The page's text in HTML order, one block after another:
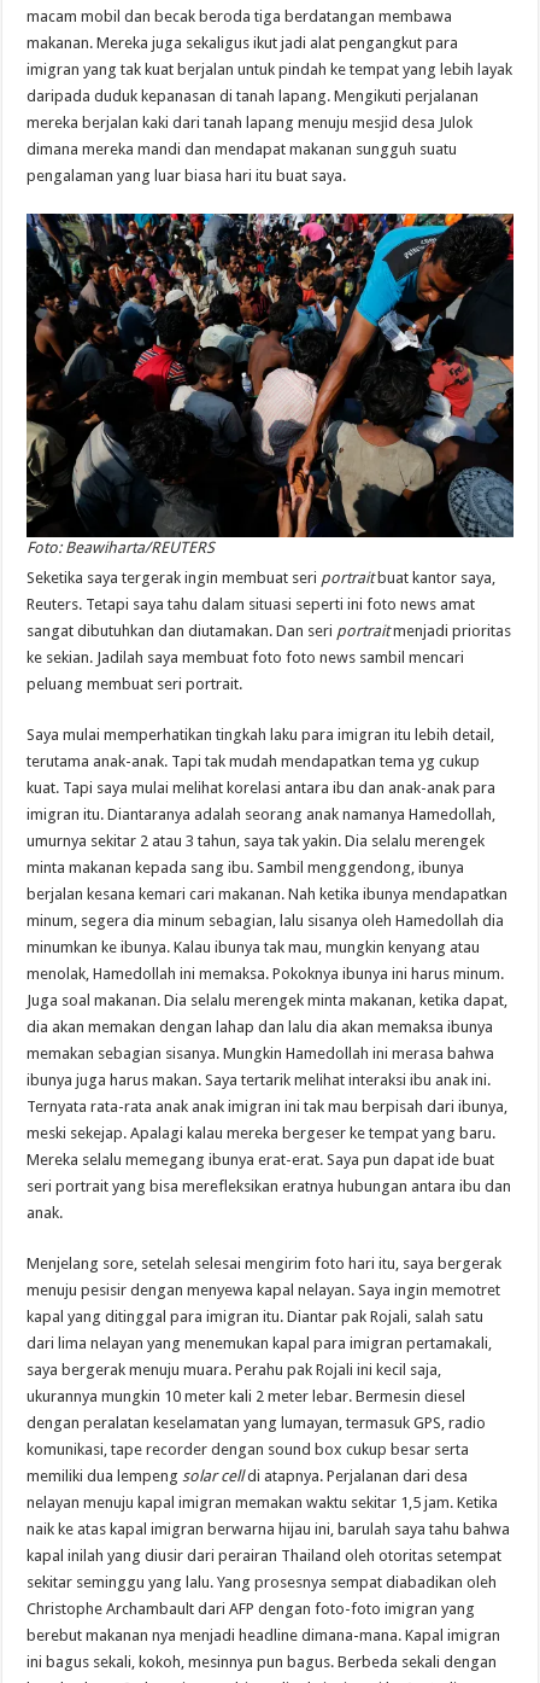
macam mobil dan becak beroda tiga berdatangan membawa
makanan. Mereka juga sekaligus ikut jadi alat pengangkut para
imigran yang tak kuat berjalan untuk pindah ke tempat yang lebih layak
daripada duduk kepanasan di tanah lapang. Mengikuti perjalanan
mereka berjalan kaki dari tanah lapang menuju mesjid desa Julok
dimana mereka mandi dan mendapat makanan sungguh suatu
pengalaman yang luar biasa hari itu buat saya.
Foto: Beawiharta/REUTERS
Seketika saya tergerak ingin membuat seri portraitbuat kantor saya,
Reuters. Tetapi saya tahu dalam situasi seperti ini foto news amat
sangat dibutuhkan dan diutamakan. Dan seri portraitmenjadi prioritas
ke sekian. Jadilah saya membuat foto foto news sambil mencari
peluang membuat seri portrait.
Saya mulai memperhatikan tingkah laku para imigran itu lebih detail,
terutama anak-anak. Tapi tak mudah mendapatkan tema yg cukup
kuat. Tapi saya mulai melihat korelasi antara ibu dan anak-anak para
imigran itu. Diantaranya adalah seorang anak namanya Hamedollah,
umurnya sekitar 2 atau 3 tahun, saya tak yakin. Dia selalu merengek
minta makanan kepada sang ibu. Sambil menggendong, ibunya
berjalan kesana kemari cari makanan. Nah ketika ibunya mendapatkan
minum, segera dia minum sebagian, lalu sisanya oleh Hamedollah dia
minumkan ke ibunya. Kalau ibunya tak mau, mungkin kenyang atau
menolak, Hamedollah ini memaksa. Pokoknya ibunya ini harus minum.
Juga soal makanan. Dia selalu merengek minta makanan, ketika dapat,
dia akan memakan dengan lahap dan lalu dia akan memaksa ibunya
memakan sebagian sisanya. Mungkin Hamedollah ini merasa bahwa
ibunya juga harus makan. Saya tertarik melihat interaksi ibu anak ini.
Ternyata rata-rata anak anak imigran ini tak mau berpisah dari ibunya,
meski sekejap. Apalagi kalau mereka bergeser ke tempat yang baru.
Mereka selalu memegang ibunya erat-erat. Saya pun dapat ide buat
seri portrait yang bisa merefleksikan eratnya hubungan antara ibu dan
anak.
Menjelang sore, setelah selesai mengirim foto hari itu, saya bergerak
menuju pesisir dengan menyewa kapal nelayan. Saya ingin memotret
kapal yang ditinggal para imigran itu. Diantar pak Rojali, salah satu
dari lima nelayan yang menemukan kapal para imigran pertamakali,
saya bergerak menuju muara. Perahu pak Rojali ini kecil saja,
ukurannya mungkin 10 meter kali 2 meter lebar. Bermesin diesel
dengan peralatan keselamatan yang lumayan, termasuk GPS, radio
komunikasi, tape recorder dengan sound box cukup besar serta
memiliki dua lempengsolar celldi atapnya. Perjalanan dari desa
nelayan menuju kapal imigran memakan waktu sekitar 1,5 jam. Ketika
naik ke atas kapal imigran berwarna hijau ini, barulah saya tahu bahwa
kapal inilah yang diusir dari perairan Thailand oleh otoritas setempat
sekitar seminggu yang lalu. Yang prosesnya sempat diabadikan oleh
Christophe Archambault dari AFP dengan foto-foto imigran yang
berebut makanan nya menjadi headline dimana-mana. Kapal imigran
ini bagus sekali, kokoh, mesinnya pun bagus. Berbeda sekali dengan